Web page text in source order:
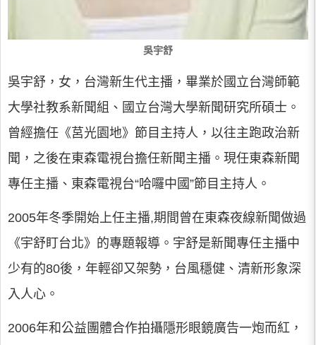
吳宇舒
吳宇舒，女，台灣新生代主播，畢業於國立台灣師範
大學社教系新聞組、國立台灣大學新聞研究所碩士。
曾經擔任《莒光園地》節目主持人，以往主跑政治新
聞，之後在東森電視台擔任新聞主播。現任東森新聞
專任主播、東森電視台“哈囉中國”節目主持人。
2005年冬季開始上任主播,期間曾在東森夜線新聞做過
《宇舒盯台北》的專題報導。宇舒是新聞專任主播中
少有的80後，年輕卻又架勢，台風穩健、清新形象深
入人心。
2006年和公益團體合作拍攝隱形眼鏡廣告一炮而紅，